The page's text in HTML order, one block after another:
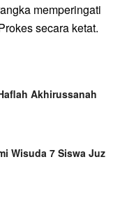
memperingati
secara ketat.
Akhirussanah
Wisuda 7 Siswa Juz